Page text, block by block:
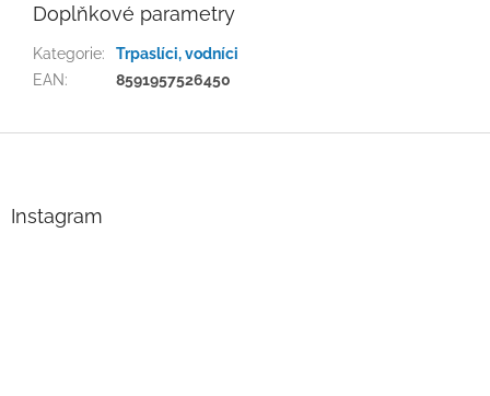
Doplňkové parametry
Kategorie:
Trpaslíci, vodníci
EAN: 8591957526450
Instagram